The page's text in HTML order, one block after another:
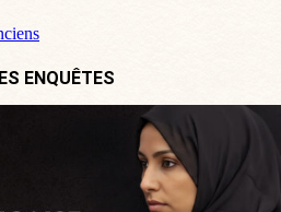
ENQUÊTES